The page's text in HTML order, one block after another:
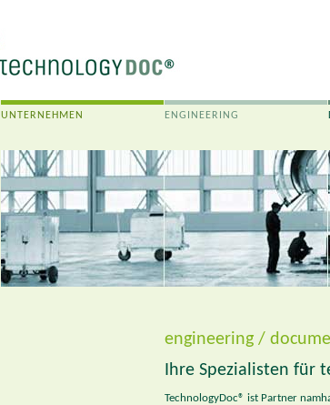
UNTERNEHMEN ENGINEERING
engineering /
Ihre Spezialisten für
TechnologyDoc® ist Partner